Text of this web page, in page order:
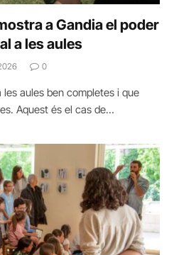
a Gandia el poder
a les aules
0
aules ben completes i que
Aquest és el cas de…